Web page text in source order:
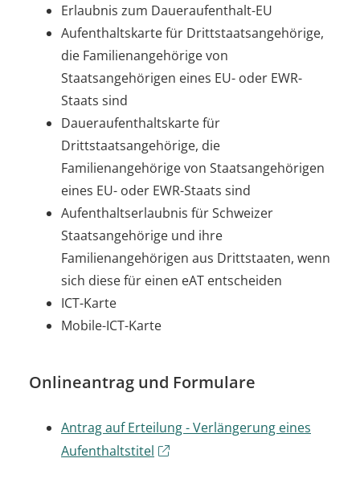
Erlaubnis zum Daueraufenthalt-EU
Aufenthaltskarte für Drittstaatsangehörige,
die Familienangehörige von
Staatsangehörigen eines EU- oder EWR-
Staats sind
Daueraufenthaltskarte für
Drittstaatsangehörige, die
Familienangehörige von Staatsangehörigen
eines EU- oder EWR-Staats sind
Aufenthaltserlaubnis für Schweizer
Staatsangehörige und ihre
Familienangehörigen aus Drittstaaten, wenn
sich diese für einen eAT entscheiden
ICT-Karte
Mobile-ICT-Karte
Onlineantrag und Formulare
Antrag auf Erteilung - Verlängerung eines
Aufenthaltstitel